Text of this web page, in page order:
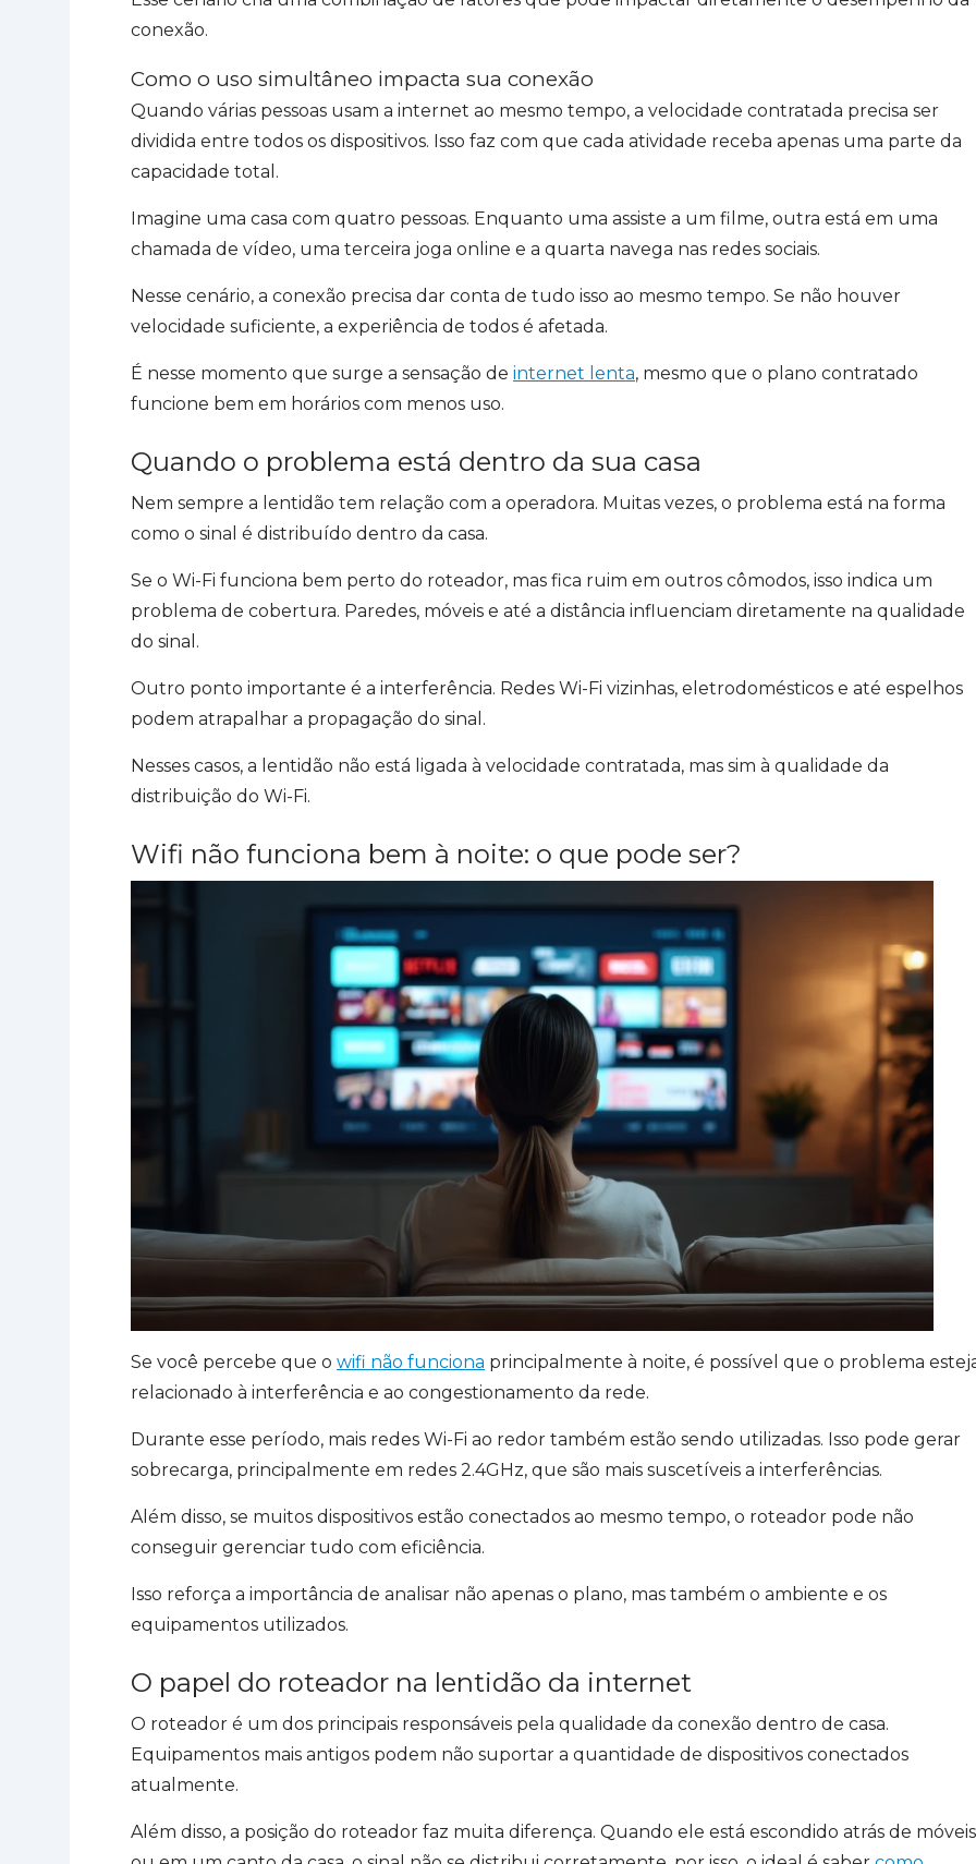
conexão.
Como o uso simultâneo impacta sua conexão
Quando várias pessoas usam a internet ao mesmo tempo, a velocidade contratada precisa ser
dividida entre todos os dispositivos. Isso faz com que cada atividade receba apenas uma parte da
capacidade total.
Imagine uma casa com quatro pessoas. Enquanto uma assiste a um filme, outra está em uma
chamada de vídeo, uma terceira joga online e a quarta navega nas redes sociais.
Nesse cenário, a conexão precisa dar conta de tudo isso ao mesmo tempo. Se não houver
velocidade suficiente, a experiência de todos é afetada.
É nesse momento que surge a sensação de internet lenta, mesmo que o plano contratado
funcione bem em horários com menos uso.
Quando o problema está dentro da sua casa
Nem sempre a lentidão tem relação com a operadora. Muitas vezes, o problema está na forma
como o sinal é distribuído dentro da casa.
Se o Wi-Fi funciona bem perto do roteador, mas fica ruim em outros cômodos, isso indica um
problema de cobertura. Paredes, móveis e até a distância influenciam diretamente na qualidade
do sinal.
Outro ponto importante é a interferência. Redes Wi-Fi vizinhas, eletrodomésticos e até espelhos
podem atrapalhar a propagação do sinal.
Nesses casos, a lentidão não está ligada à velocidade contratada, mas sim à qualidade da
distribuição do Wi-Fi.
Wifi não funciona bem à noite: o que pode ser?
Se você percebe que o wifi não funciona principalmente à noite, é possível que o problema
relacionado à interferência e ao congestionamento da rede.
Durante esse período, mais redes Wi-Fi ao redor também estão sendo utilizadas. Isso pode gerar
sobrecarga, principalmente em redes 2.4GHz, que são mais suscetíveis a interferências.
Além disso, se muitos dispositivos estão conectados ao mesmo tempo, o roteador pode não
conseguir gerenciar tudo com eficiência.
Isso reforça a importância de analisar não apenas o plano, mas também o ambiente e os
equipamentos utilizados.
O papel do roteador na lentidão da internet
O roteador é um dos principais responsáveis pela qualidade da conexão dentro de casa.
Equipamentos mais antigos podem não suportar a quantidade de dispositivos conectados
atualmente.
Além disso, a posição do roteador faz muita diferença. Quando ele está escondido atrás de móveis